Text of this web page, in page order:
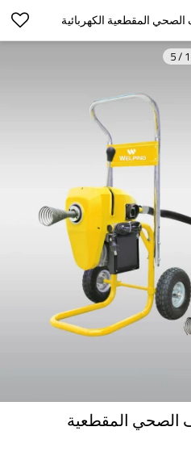
المقطعية الكهربائية
1
/
5
الصحي المقطعية